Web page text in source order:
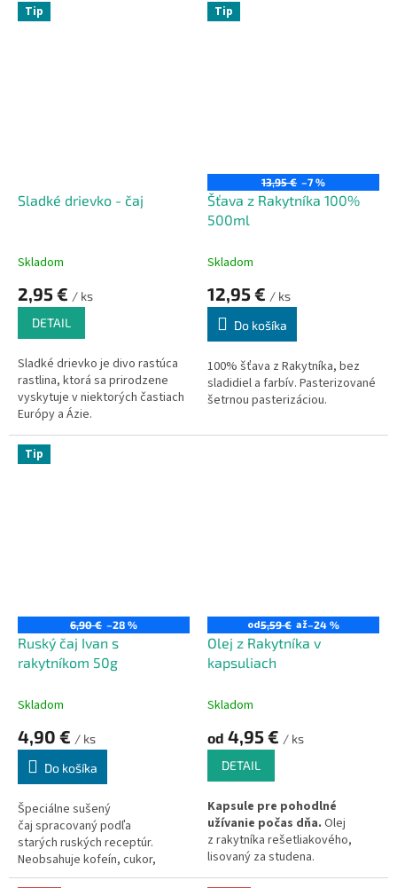
metabolizmu. Taktiež sa
používa ako podpora pri
Tip
Sladké drievko - čaj
Skladom
2,95 € / ks
DETAIL
Sladké drievko je divo rastúca
rastlina, ktorá sa prirodzene
vyskytuje v niektorých častiach
Európy a Ázie.
Tip
13,95 € –7 %
Šťava z Rakytníka 100%
500ml
Skladom
12,95 € / ks
Do košíka
100% šťava z Rakytníka, bez
sladidiel a farbív. Pasterizované
šetrnou pasterizáciou.
Tip
6,90 € –28 %
Ruský čaj Ivan s
rakytníkom 50g
Skladom
4,90 € / ks
Do košíka
Špeciálne sušený
čaj spracovaný podľa
starých ruských receptúr.
Neobsahuje kofeín, cukor,
konzervačné látky ani farbivá.
od5,59 € až–24 %
Olej z Rakytníka v
kapsuliach
Skladom
od 4,95 € / ks
DETAIL
Kapsule pre pohodlné
užívanie počas dňa. Olej
z rakytníka rešetliakového,
lisovaný za studena.